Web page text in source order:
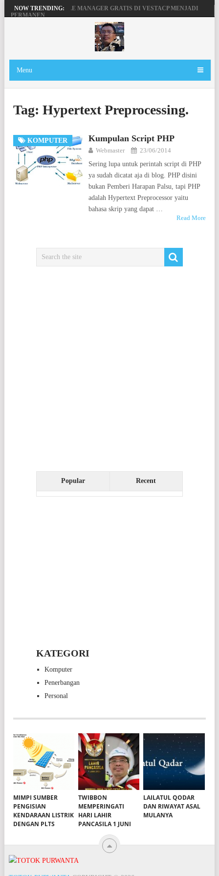
NOW TRENDING:
MENGAKTIFKAN FILE MANAGER GRATIS DI VESTACP MENJADI
PERMANEN
PENGERTIAN DOMAIN, SERVER DAN HOSTING
BEKERJA, BERMAIN DENGAN LAPTOP HP PAVILION X360
Menu
Tag: Hypertext Preprocessing.
KOMPUTER Kumpulan Script PHP
Webmaster
23/06/2014
Sering lupa untuk perintah script di PHP
ya sudah dicatat aja di blog. PHP disini
bukan Pemberi Harapan Palsu, tapi PHP
adalah Hypertext Preprocessor yaitu
bahasa skrip yang dapat …
Read More
Popular Recent
KATEGORI
Komputer
Penerbangan
Personal
MIMPI SUMBER
PENGISIAN
KENDARAAN LISTRIK
DENGAN PLTS
TWIBBON
MEMPERINGATI
HARI LAHIR
PANCASILA 1 JUNI
LAILATUL QODAR
DAN RIWAYAT ASAL
MULANYA